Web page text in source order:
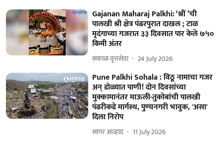
Gajanan Maharaj Palkhi: ‘श्रीं ’ची
पालखी श्री क्षेत्र पंढरपुरात दाखल ; टाळ
मृदंगाच्या गजरात ३३ दिवसात पार केले ७५०
किमी अंतर
सकाळ वृत्तसेवा 24 July 2026
Pune Palkhi Sohala : विठू नामाचा गजर
अन् डोळ्यात पाणी! दोन दिवसांच्या
मुक्कामानंतर माऊली-तुकोबांची पालखी
पंढरीकडे मार्गस्थ, पुण्यनगरी भावुक, 'असा'
दिला निरोप
सागर आव्हाड 11 July 2026